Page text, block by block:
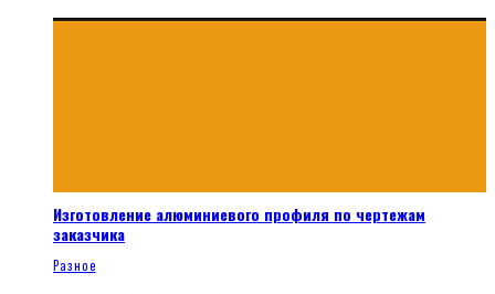
Изготовление алюминиевого профиля по чертежам
заказчика
Разное